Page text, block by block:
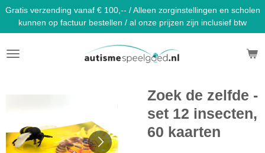
Ga
direct
naar
de
hoofdinhoud
Gratis verzending vanaf € 100,-- / Alleen zorginstellingen en scholen
kunnen op factuur bestellen / al onze prijzen zijn inclusief btw
Zoek de zelfde -
set 12 insecten,
60 kaarten